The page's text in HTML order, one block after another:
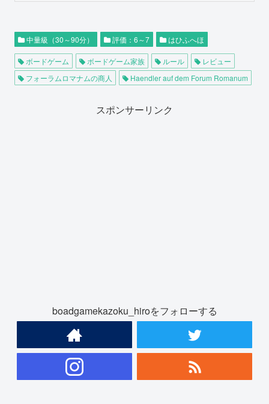
中量級（30～90分） 評価：6～7 はひふへほ
ボードゲーム ボードゲーム家族 ルール
レビュー
フォーラムロマナムの商人
Haendler auf dem Forum Romanum
スポンサーリンク
boadgamekazoku_hiroをフォローする